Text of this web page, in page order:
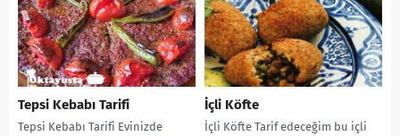
Tepsi Kebabı Tarifi
Tepsi Kebabı Tarifi Evinizde
İçli Köfte
İçli Köfte Tarif edeceğim bu içli